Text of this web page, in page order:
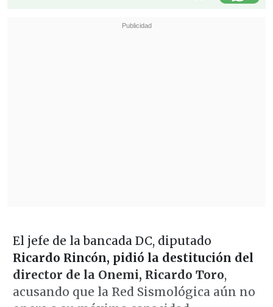
El jefe de la bancada DC, diputado
Ricardo Rincón, pidió la destitución del
director de la Onemi, Ricardo Toro,
acusando que la Red Sismológica aún no